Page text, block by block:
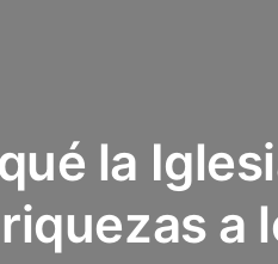
la
riquezas a